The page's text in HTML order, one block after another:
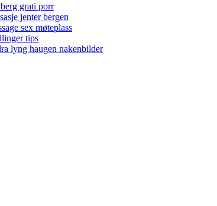
grati porr
jenter bergen
sex møteplass
tips
lyng haugen nakenbilder